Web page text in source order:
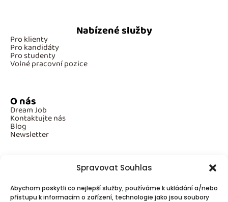
Spravovat Souhlas
Abychom poskytli co nejlepší služby, používáme k ukládání a/nebo
přístupu k informacím o zařízení, technologie jako jsou soubory
Nabízené služby
Pro klienty
Pro kandidáty
Pro studenty
Volné pracovní pozice
O nás
Dream Job
Kontaktujte nás
Blog
Newsletter
Povinné informace
GDPR
Cookies